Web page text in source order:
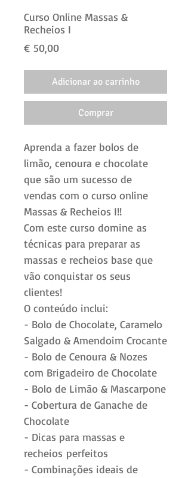
Curso Online Massas &
Recheios I
€ 50,00Preço
Adicionar ao carrinho
Comprar
Aprenda a fazer bolos de
limão, cenoura e chocolate
que são um sucesso de
vendas com o curso online
Massas & Recheios I!!
Com este curso domine as
técnicas para preparar as
massas e recheios base que
vão conquistar os seus
clientes!
O conteúdo inclui:
- Bolo de Chocolate, Caramelo
Salgado & Amendoim Crocante
- Bolo de Cenoura & Nozes
com Brigadeiro de Chocolate
- Bolo de Limão & Mascarpone
- Cobertura de Ganache de
Chocolate
- Dicas para massas e
recheios perfeitos
- Combinações ideais de